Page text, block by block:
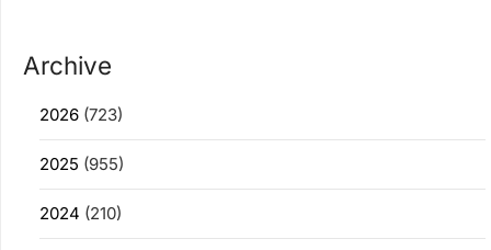
Archive
2026 (723)
2025 (955)
2024 (210)